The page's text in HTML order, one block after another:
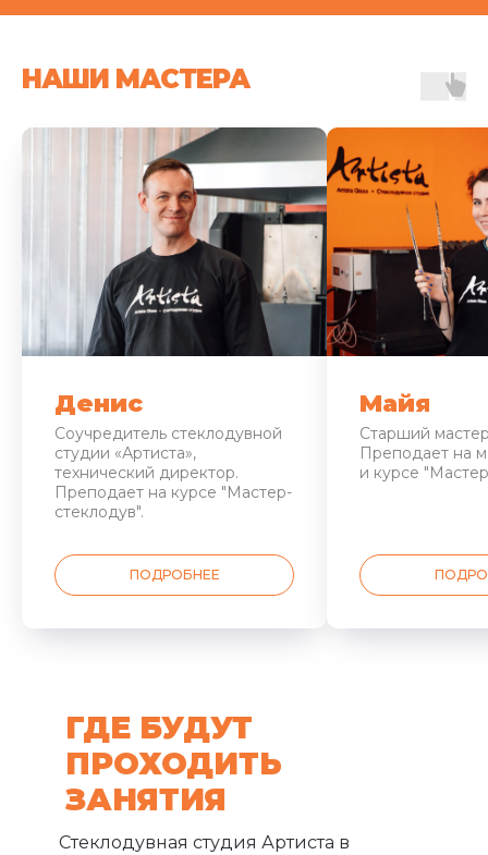
НАШИ МАСТЕРА
Денис
Соучредитель стеклодувной
студии «Артиста»,
технический директор.
Преподает на курсе "Мастер-
стеклодув".
ПОДРОБНЕЕ
Майя
Старший
Преподает на
и курсе
Стеклодувная студия Артиста в
ГДЕ БУДУТ
ПРОХОДИТЬ
ЗАНЯТИЯ